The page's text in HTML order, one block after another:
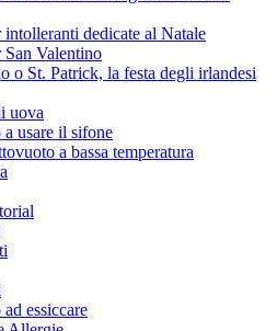
intolleranti dedicate al Natale
San Valentino
o St. Patrick, la festa degli irlandesi
uova
usare il sifone
a bassa temperatura
essiccare